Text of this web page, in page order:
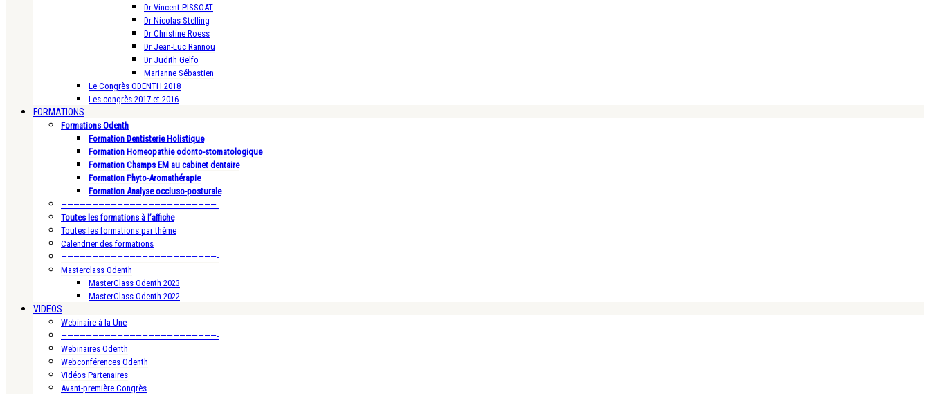
Dr Vincent PISSOAT
Dr Nicolas Stelling
Dr Christine Roess
Dr Jean-Luc Rannou
Dr Judith Gelfo
Marianne Sébastien
Le Congrès ODENTH 2018
Les congrès 2017 et 2016
FORMATIONS
Formations Odenth
Formation Dentisterie Holistique
Formation Homeopathie odonto-stomatologique
Formation Champs EM au cabinet dentaire
Formation Phyto-Aromathérapie
Formation Analyse occluso-posturale
—————————————————————————-
Toutes les formations à l’affiche
Toutes les formations par thème
Calendrier des formations
—————————————————————————-
Masterclass Odenth
MasterClass Odenth 2023
MasterClass Odenth 2022
VIDEOS
Webinaire à la Une
—————————————————————————-
Webinaires Odenth
Webconférences Odenth
Vidéos Partenaires
Avant-première Congrès